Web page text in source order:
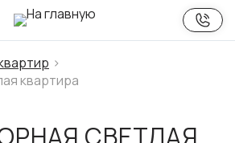
квартира
СВЕТЛАЯ